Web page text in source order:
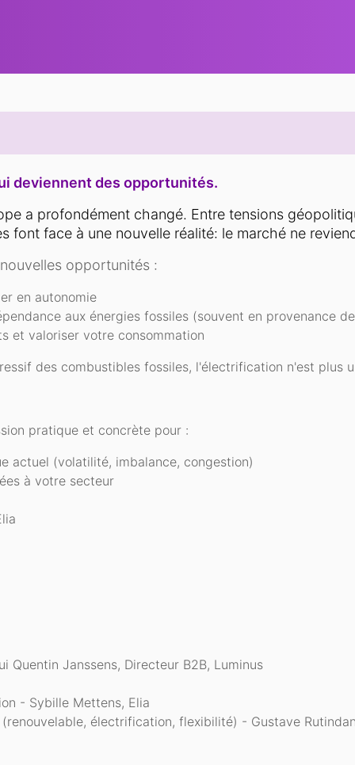
deviennent des opportunités.
a profondément changé. Entre tensions
font face à une nouvelle réalité: le marché ne
opportunités :
en autonomie
aux énergies fossiles (souvent en provenance
et valoriser votre consommation
des combustibles fossiles, l'électrification n'est plus
pratique et concrète pour :
actuel (volatilité, imbalance, congestion)
à votre secteur
Quentin Janssens, Directeur B2B, Luminus
- Sybille Mettens, Elia
électrification, flexibilité) - Gustave